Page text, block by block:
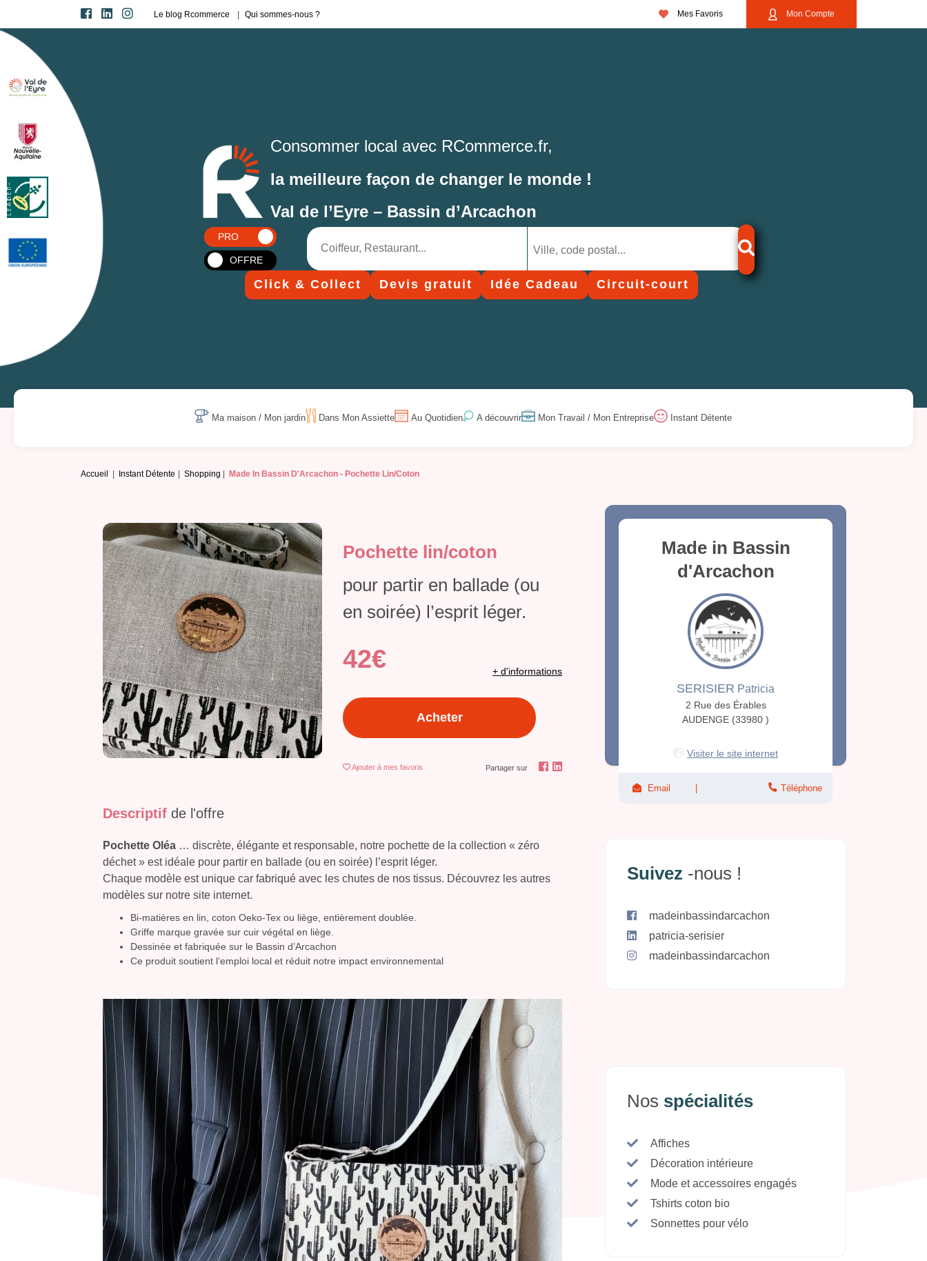
Le blog Rcommerce Qui sommes-nous ? Mes Favoris Mon Compte
Consommer local avec RCommerce.fr,
la meilleure façon de changer le monde !
Val de l’Eyre – Bassin d’Arcachon
PRO
OFFRE
Click & Collect Devis gratuit Idée Cadeau Circuit-court
Ma maison / Mon jardin Dans Mon Assiette Au Quotidien A découvrir Mon Travail / Mon Entreprise Instant Détente
Accueil Instant Détente Shopping Made In Bassin D'Arcachon - Pochette Lin/coton
Pochette lin/coton
pour partir en ballade (ou
en soirée) l’esprit léger.
42€ + d'informations
Acheter
Ajouter à mes favoris Partager sur
Descriptif de l'offre
Pochette Oléa … discrète, élégante et responsable, notre pochette de la collection « zéro
déchet » est idéale pour partir en ballade (ou en soirée) l’esprit léger.
Chaque modèle est unique car fabriqué avec les chutes de nos tissus. Découvrez les autres
modèles sur notre site internet.
Bi-matières en lin, coton Oeko-Tex ou liège, entièrement doublée.
Griffe marque gravée sur cuir végétal en liège.
Dessinée et fabriquée sur le Bassin d’Arcachon
Ce produit soutient l’emploi local et réduit notre impact environnemental
Made in Bassin
d'Arcachon
SERISIER Patricia
2 Rue des Érables
AUDENGE (33980 )
Visiter le site internet
Email Téléphone
Suivez -nous !
madeinbassindarcachon
patricia-serisier
madeinbassindarcachon
Nos spécialités
Affiches
Décoration intérieure
Mode et accessoires engagés
Tshirts coton bio
Sonnettes pour vélo